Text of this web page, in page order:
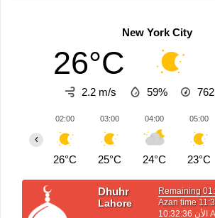
New York City
26°C
2.2 m/s 59% 762
02:00
26°C
03:00
25°C
04:00
24°C
05:00
23°C
‹